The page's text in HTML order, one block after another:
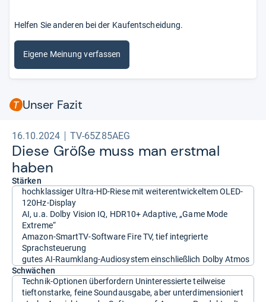
Helfen Sie anderen bei der Kaufentscheidung.
Eigene Meinung verfassen
Unser Fazit
16.10.2024 TV-65Z85AEG
Diese Größe muss man erst­mal
haben
Stärken
hochklassiger Ultra-HD-Riese mit weiterentwickeltem OLED-
120Hz-Display
AI, u.a. Dolby Vision IQ, HDR10+ Adaptive, „Game Mode
Extreme“
Amazon-SmartTV-Software Fire TV, tief integrierte
Sprachsteuerung
gutes AI-Raumklang-Audiosystem einschließlich Dolby Atmos
Schwächen
Technik-Optionen überfordern Uninteressierte teilweise
tieftonstarke, feine Soundausgabe, aber unterdimensioniert